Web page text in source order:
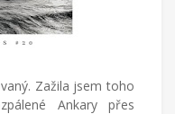
Zažila jsem toho
Ankary přes